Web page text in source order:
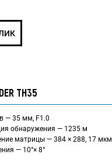
TH35
— 35 мм, F1.0
обнаружения — 1235 м
матрицы — 384 × 288, 17 мкм
— 10°× 8°